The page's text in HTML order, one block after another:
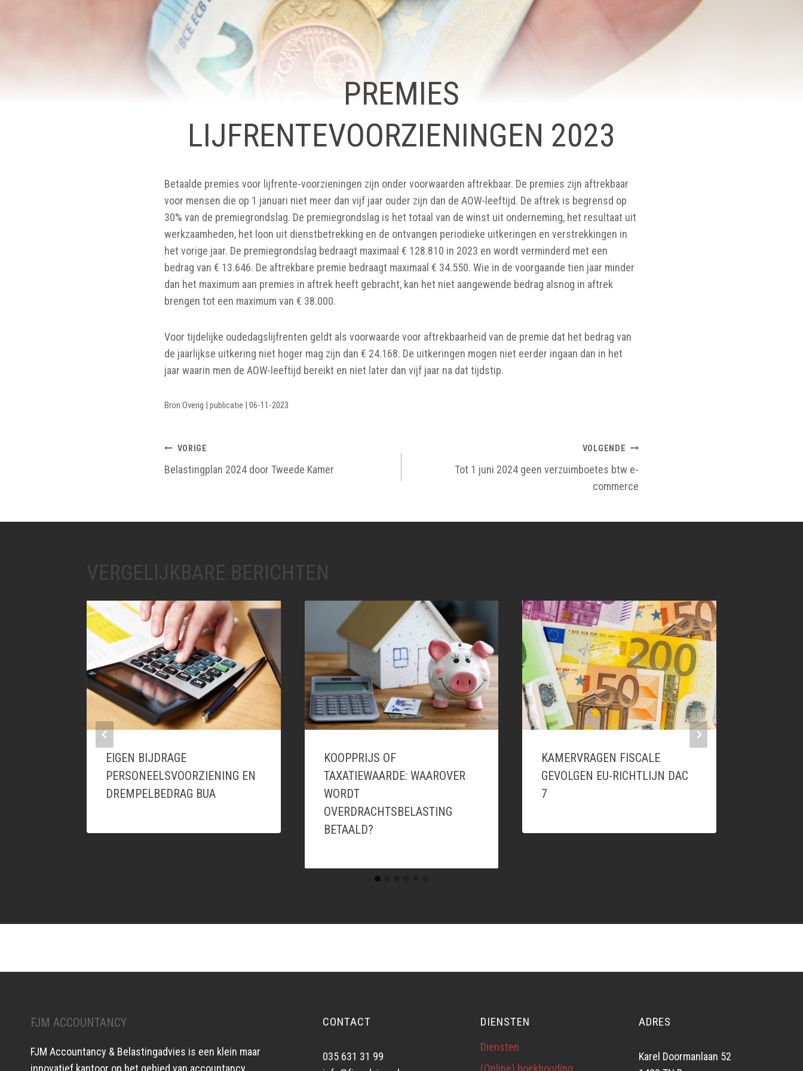
PREMIES
LIJFRENTEVOORZIENINGEN 2023
Betaalde premies voor lijfrente-voorzieningen zijn onder voorwaarden aftrekbaar. De premies zijn aftrekbaar
voor mensen die op 1 januari niet meer dan vijf jaar ouder zijn dan de AOW-leeftijd. De aftrek is begrensd op
30% van de premiegrondslag. De premiegrondslag is het totaal van de winst uit onderneming, het resultaat uit
werkzaamheden, het loon uit dienstbetrekking en de ontvangen periodieke uitkeringen en verstrekkingen in
het vorige jaar. De premiegrondslag bedraagt maximaal € 128.810 in 2023 en wordt verminderd met een
bedrag van € 13.646. De aftrekbare premie bedraagt maximaal € 34.550. Wie in de voorgaande tien jaar minder
dan het maximum aan premies in aftrek heeft gebracht, kan het niet aangewende bedrag alsnog in aftrek
brengen tot een maximum van € 38.000.
Voor tijdelijke oudedagslijfrenten geldt als voorwaarde voor aftrekbaarheid van de premie dat het bedrag van
de jaarlijkse uitkering niet hoger mag zijn dan € 24.168. De uitkeringen mogen niet eerder ingaan dan in het
jaar waarin men de AOW-leeftijd bereikt en niet later dan vijf jaar na dat tijdstip.
Bron:Overig | publicatie | 06-11-2023
BERICHTNAVIGATIE
VORIGE
Belastingplan 2024 door Tweede Kamer
VOLGENDE
Tot 1 juni 2024 geen verzuimboetes btw e-
commerce
VERGELIJKBARE BERICHTEN
EIGEN BIJDRAGE
PERSONEELSVOORZIENING EN
DREMPELBEDRAG BUA
KOOPPRIJS OF
TAXATIEWAARDE: WAAROVER
WORDT
OVERDRACHTSBELASTING
BETAALD?
KAMERVRAGEN FISCALE
GEVOLGEN EU-RICHTLIJN DAC
7
FJM ACCOUNTANCY
FJM Accountancy & Belastingadvies is een klein maar
CONTACT
035 631 31 99
DIENSTEN
Diensten
(Online) boekhouding
ADRES
Karel Doormanlaan 52